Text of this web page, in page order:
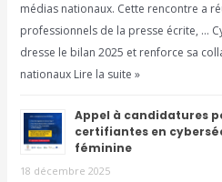
médias nationaux. Cette rencontre a
professionnels de la presse écrite, …
dresse le bilan 2025 et renforce sa
nationaux Lire la suite »
Appel à candidatures
certifiantes en
féminine
18 décembre 2025